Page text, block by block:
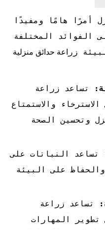
أمرًا هامًا ومفيدًا
الفوائد المختلفة
زر
اعة حدائق منزلية
تساعد زراعة
والاستمتاع
وتحسين الصحة
تساعد النباتات على
على البيئة
تساعد زراعة
تطوير المهارات